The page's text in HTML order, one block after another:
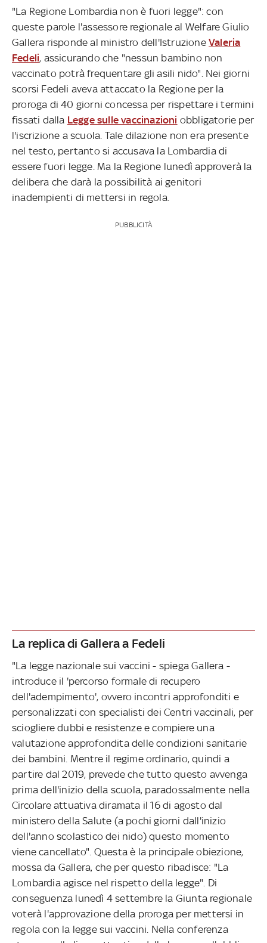
"La Regione Lombardia non è fuori legge": con
queste parole l'assessore regionale al Welfare Giulio
Gallera risponde al ministro dell'IstruzioneValeria
Fedeli, assicurando che "nessun bambino non
vaccinato potrà frequentare gli asili nido". Nei giorni
scorsi Fedeli aveva attaccato la Regione per la
proroga di 40 giorni concessa per rispettare i termini
fissati dalla Legge sulle vaccinazioni obbligatorie per
l'iscrizione a scuola. Tale dilazione non era presente
nel testo, pertanto si accusava la Lombardia di
essere fuori legge. Ma la Regione lunedì approverà la
delibera che darà la possibilità ai genitori
inadempienti di mettersi in regola.
PUBBLICITÀ
La replica di Gallera a Fedeli
"La legge nazionale sui vaccini - spiega Gallera -
introduce il 'percorso formale di recupero
dell'adempimento', ovvero incontri approfonditi e
personalizzati con specialisti dei Centri vaccinali, per
sciogliere dubbi e resistenze e compiere una
valutazione approfondita delle condizioni sanitarie
dei bambini. Mentre il regime ordinario, quindi a
partire dal 2019, prevede che tutto questo avvenga
prima dell'inizio della scuola, paradossalmente nella
Circolare attuativa diramata il 16 di agosto dal
ministero della Salute (a pochi giorni dall'inizio
dell'anno scolastico dei nido) questo momento
viene cancellato". Questa è la principale obiezione,
mossa da Gallera, che per questo ribadisce: "La
Lombardia agisce nel rispetto della legge". Di
conseguenza lunedì 4 settembre la Giunta regionale
voterà l'approvazione della proroga per mettersi in
regola con la legge sui vaccini. Nella conferenza